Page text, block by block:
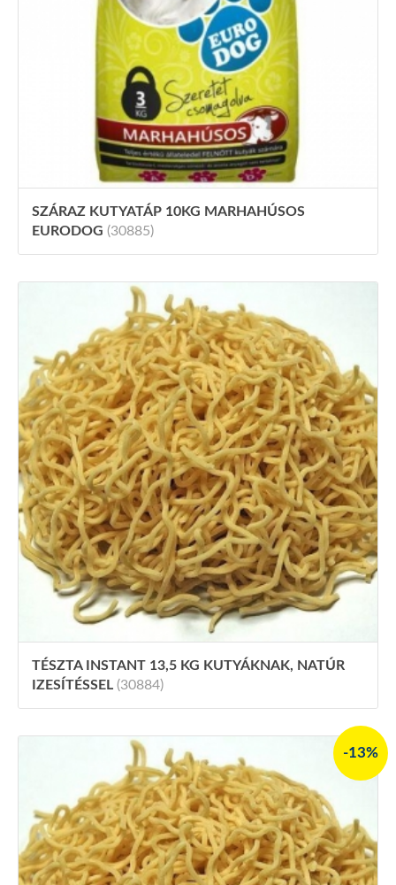
SZÁRAZ KUTYATÁP 10KG MARHAHÚSOS
EURODOG (30885)
TÉSZTA INSTANT 13,5 KG KUTYÁKNAK, NATÚR
IZESÍTÉSSEL (30884)
-13%